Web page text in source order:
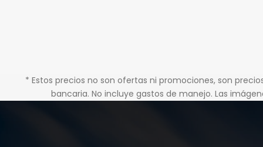
* Estos precios no son ofertas ni promociones, son
bancaria. No incluye gastos de manejo. Las